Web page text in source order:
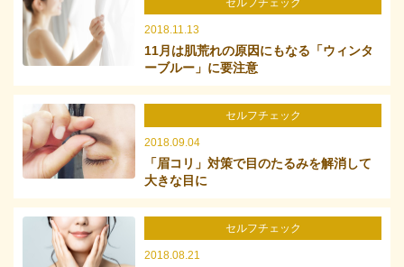
2018.11.13
11月は肌荒れの原因にもなる「ウィンタ
ーブルー」に要注意
セルフチェック
2018.09.04
「眉コリ」対策で目のたるみを解消して
大きな目に
セルフチェック
2018.08.21